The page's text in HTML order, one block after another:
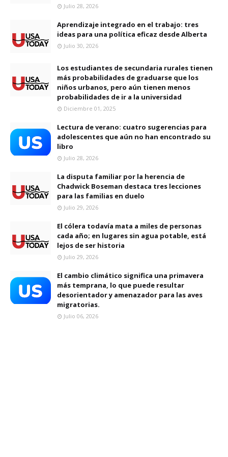
Julio 28, 2026
Aprendizaje integrado en el trabajo: tres
ideas para una política eficaz desde Alberta
Julio 30, 2026
Los estudiantes de secundaria rurales tienen
más probabilidades de graduarse que los
niños urbanos, pero aún tienen menos
probabilidades de ir a la universidad
Diciembre 01, 2025
Lectura de verano: cuatro sugerencias para
adolescentes que aún no han encontrado su
libro
Julio 28, 2026
La disputa familiar por la herencia de
Chadwick Boseman destaca tres lecciones
para las familias en duelo
Julio 29, 2026
El cólera todavía mata a miles de personas
cada año; en lugares sin agua potable, está
lejos de ser historia
Julio 29, 2026
El cambio climático significa una primavera
más temprana, lo que puede resultar
desorientador y amenazador para las aves
migratorias.
Julio 06, 2026